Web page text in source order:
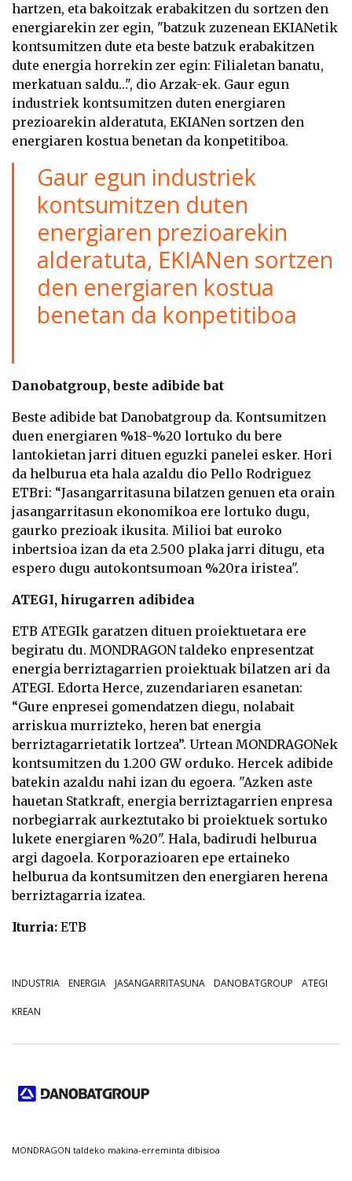
hartzen, eta bakoitzak erabakitzen du sortzen den
energiarekin zer egin, "batzuk zuzenean EKIANetik
kontsumitzen dute eta beste batzuk erabakitzen
dute energia horrekin zer egin: Filialetan banatu,
merkatuan saldu…", dio Arzak-ek. Gaur egun
industriek kontsumitzen duten energiaren
prezioarekin alderatuta, EKIANen sortzen den
energiaren kostua benetan da konpetitiboa.
Gaur egun industriek
kontsumitzen duten
energiaren prezioarekin
alderatuta, EKIANen sortzen
den energiaren kostua
benetan da konpetitiboa
Danobatgroup, beste adibide bat
Beste adibide bat Danobatgroup da. Kontsumitzen
duen energiaren %18-%20 lortuko du bere
lantokietan jarri dituen eguzki panelei esker. Hori
da helburua eta hala azaldu dio Pello Rodriguez
ETBri: “Jasangarritasuna bilatzen genuen eta orain
jasangarritasun ekonomikoa ere lortuko dugu,
gaurko prezioak ikusita. Milioi bat euroko
inbertsioa izan da eta 2.500 plaka jarri ditugu, eta
espero dugu autokontsumoan %20ra iristea".
ATEGI, hirugarren adibidea
ETB ATEGIk garatzen dituen proiektuetara ere
begiratu du. MONDRAGON taldeko enpresentzat
energia berriztagarrien proiektuak bilatzen ari da
ATEGI. Edorta Herce, zuzendariaren esanetan:
“Gure enpresei gomendatzen diegu, nolabait
arriskua murrizteko, heren bat energia
berriztagarrietatik lortzea”. Urtean MONDRAGONek
kontsumitzen du 1.200 GW orduko. Hercek adibide
batekin azaldu nahi izan du egoera. "Azken aste
hauetan Statkraft, energia berriztagarrien enpresa
norbegiarrak aurkeztutako bi proiektuek sortuko
lukete energiaren %20". Hala, badirudi helburua
argi dagoela. Korporazioaren epe ertaineko
helburua da kontsumitzen den energiaren herena
berriztagarria izatea.
Iturria: ETB
INDUSTRIA ENERGIA JASANGARRITASUNA DANOBATGROUP ATEGI
KREAN
MONDRAGON taldeko makina-erreminta dibisioa